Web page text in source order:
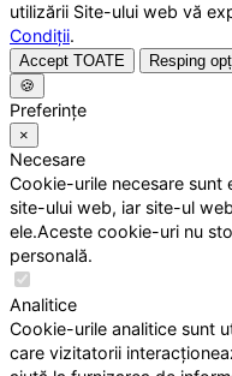
utilizării Site-ului web vă
Condiții.
Accept TOATE Resping
🍪
Preferințe
×
Necesare
Cookie-urile necesare sunt
site-ului web, iar site-ul
ele.Aceste cookie-uri nu
personală.
Analitice
Cookie-urile analitice sunt
care vizitatorii